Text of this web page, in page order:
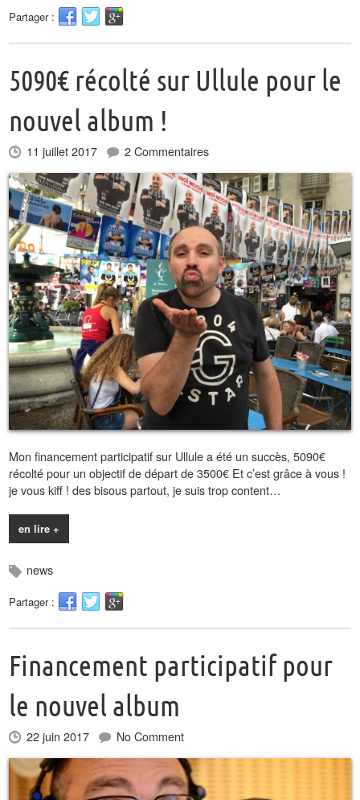
Partager :
5090€ récolté sur Ullule pour le
nouvel album !
11 juillet 2017 2 Commentaires
Mon financement participatif sur Ullule a été un succès, 5090€
récolté pour un objectif de départ de 3500€ Et c’est grâce à vous !
je vous kiff ! des bisous partout, je suis trop content…
en lire +
news
Partager :
Financement participatif pour
le nouvel album
22 juin 2017 No Comment